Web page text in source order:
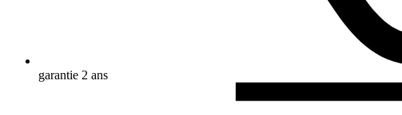
garantie 2 ans